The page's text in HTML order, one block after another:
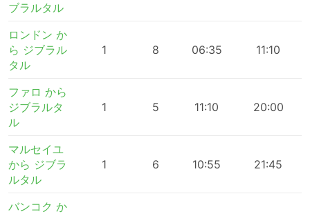
ブラルタル
ロンドン か
ら ジブラル
タル
1 8 06:35 11:10
ファロ から
ジブラルタ
ル
1 5 11:10 20:00
マルセイユ
から ジブラ
ルタル
1 6 10:55 21:45
バンコク か